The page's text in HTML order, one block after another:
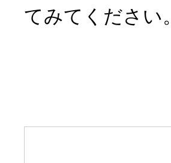
てみてください。